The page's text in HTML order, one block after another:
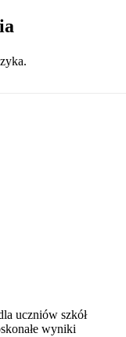
uczniów szkół
wyniki